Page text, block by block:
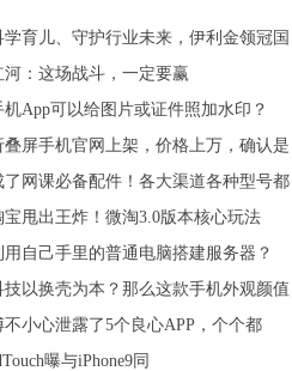
学育儿、守护行业未来，伊利金领冠国
河：这场战斗，一定要赢
机App可以给图片或证件照加水印？
叠屏手机官网上架，价格上万，确认是
了网课必备配件！各大渠道各种型号都
宝甩出王炸！微淘3.0版本核心玩法
用自己手里的普通电脑搭建服务器？
技以换壳为本？那么这款手机外观颜值
不小心泄露了5个良心APP，个个都
曝与iPhone9同